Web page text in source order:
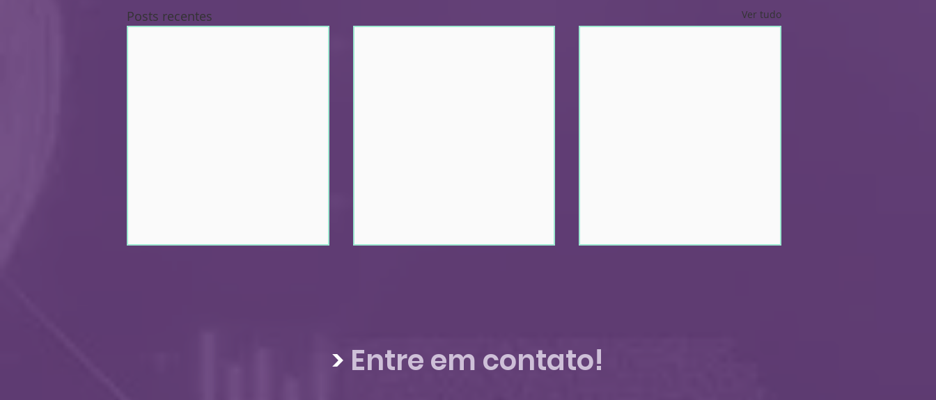
Posts recentes Ver tudo
> Entre em contato!